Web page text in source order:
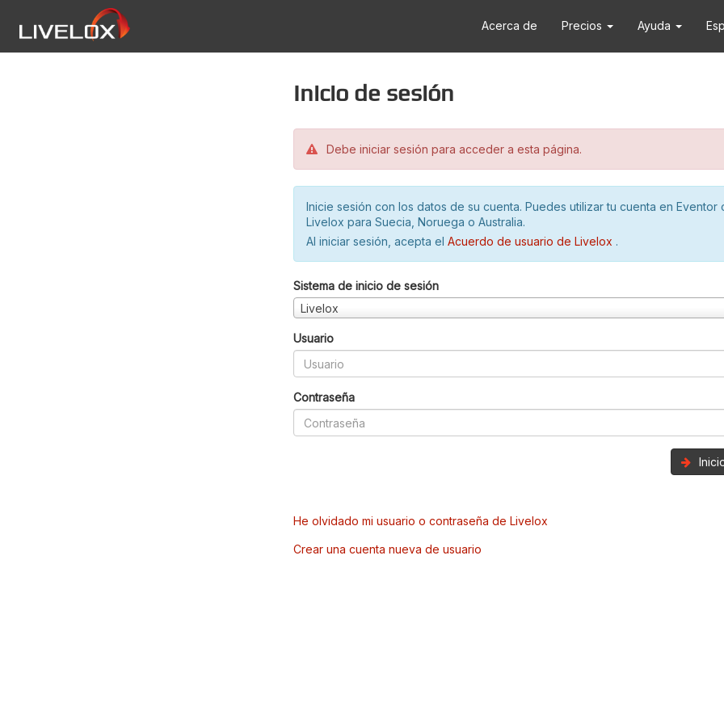
Acerca de Precios Ayuda
Inicio de sesión
Debe iniciar sesión para acceder a esta página.
Inicie sesión con los datos de su cuenta. Puedes utilizar tu cuenta en Eventor
Livelox para Suecia, Noruega o Australia.
Al iniciar sesión, acepta el Acuerdo de usuario de Livelox .
Sistema de inicio de sesión
Livelox
Usuario
Contraseña
He olvidado mi usuario o contraseña de Livelox
Crear una cuenta nueva de usuario